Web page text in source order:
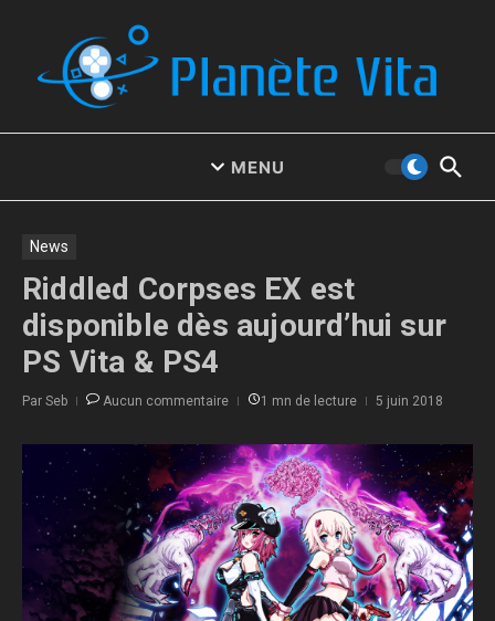
MENU
News
Riddled Corpses EX est
disponible dès aujourd’hui sur
PS Vita & PS4
Par Seb Aucun commentaire 1 mn de lecture 5 juin 2018